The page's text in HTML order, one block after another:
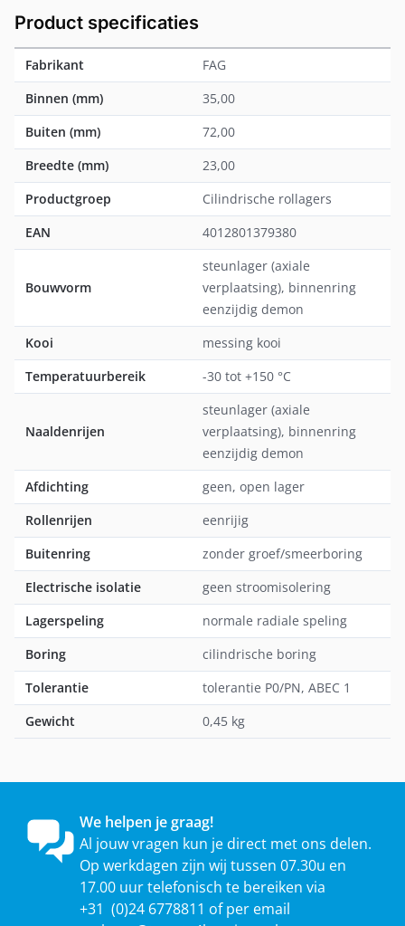
Product specificaties
Fabrikant
FAG
Binnen (mm)
35,00
Buiten (mm)
72,00
Breedte (mm)
23,00
Productgroep
Cilindrische rollagers
EAN
4012801379380
Bouwvorm
steunlager (axiale
verplaatsing), binnenring
eenzijdig demon
Kooi
messing kooi
Temperatuurbereik
-30 tot +150 °C
Naaldenrijen
steunlager (axiale
verplaatsing), binnenring
eenzijdig demon
Afdichting
geen, open lager
Rollenrijen
eenrijig
Buitenring
zonder groef/smeerboring
Electrische isolatie
geen stroomisolering
Lagerspeling
normale radiale speling
Boring
cilindrische boring
Tolerantie
tolerantie P0/PN, ABEC 1
Gewicht
0,45 kg
We helpen je graag!
Al jouw vragen kun je direct met ons delen.
Op werkdagen zijn wij tussen 07.30u en
17.00 uur telefonisch te bereiken via
+31 (0)24 6778811 of per email